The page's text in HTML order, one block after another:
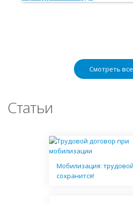
Смотреть все
Статьи
Мобилизация:
сохранится!